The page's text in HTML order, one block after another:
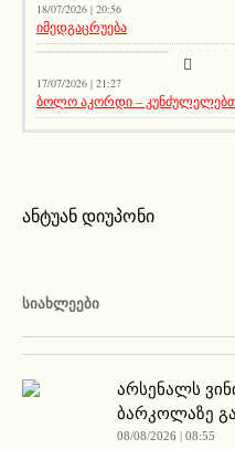
18/07/2026 | 20:56
იმედგაცრუება
აქეთურ-იქითური
17/07/2026 | 21:27
ბოლო აკორდი –
ანტუან დიუპონი
ᲡᲘᲐᲮᲚᲔᲔᲑᲘ
არსენალს
ბარკოლაზე
08/08/2026 | 08:55